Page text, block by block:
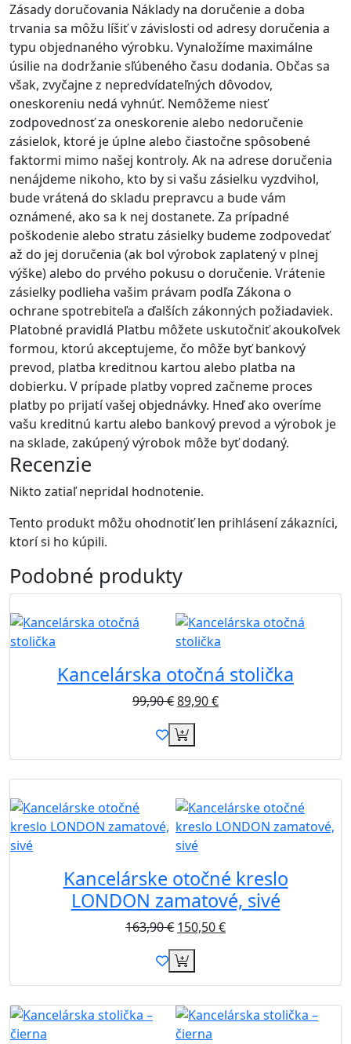
Zásady doručovania Náklady na doručenie a doba
trvania sa môžu líšiť v závislosti od adresy doručenia a
typu objednaného výrobku. Vynaložíme maximálne
úsilie na dodržanie sľúbeného času dodania. Občas sa
však, zvyčajne z nepredvídateľných dôvodov,
oneskoreniu nedá vyhnúť. Nemôžeme niesť
zodpovednosť za oneskorenie alebo nedoručenie
zásielok, ktoré je úplne alebo čiastočne spôsobené
faktormi mimo našej kontroly. Ak na adrese doručenia
nenájdeme nikoho, kto by si vašu zásielku vyzdvihol,
bude vrátená do skladu prepravcu a bude vám
oznámené, ako sa k nej dostanete. Za prípadné
poškodenie alebo stratu zásielky budeme zodpovedať
až do jej doručenia (ak bol výrobok zaplatený v plnej
výške) alebo do prvého pokusu o doručenie. Vrátenie
zásielky podlieha vašim právam podľa Zákona o
ochrane spotrebiteľa a ďalších zákonných požiadaviek.
Platobné pravidlá Platbu môžete uskutočniť akoukoľvek
formou, ktorú akceptujeme, čo môže byť bankový
prevod, platba kreditnou kartou alebo platba na
dobierku. V prípade platby vopred začneme proces
platby po prijatí vašej objednávky. Hneď ako overíme
vašu kreditnú kartu alebo bankový prevod a výrobok je
na sklade, zakúpený výrobok môže byť dodaný.
Recenzie
Nikto zatiaľ nepridal hodnotenie.
Tento produkt môžu ohodnotiť len prihlásení zákazníci,
ktorí si ho kúpili.
Podobné produkty
Kancelárska otočná stolička
99,90€89,90€
Kancelárske otočné kreslo
LONDON zamatové, sivé
163,90€ 150,50€